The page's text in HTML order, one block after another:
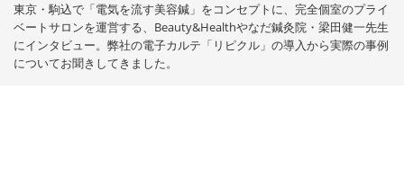
東京・駒込で「電気を流す美容鍼」をコンセプトに、完全個室のプライ
ベートサロンを運営する、Beauty&Healthやなだ鍼灸院・梁田健一先生
にインタビュー。弊社の電子カルテ「リピクル」の導入から実際の事例
についてお聞きしてきました。